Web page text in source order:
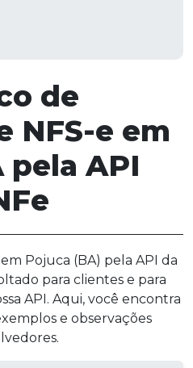
de
NFS-e em
pela API
Pojuca (BA) pela API da
para clientes e para
API. Aqui, você encontra
e observações